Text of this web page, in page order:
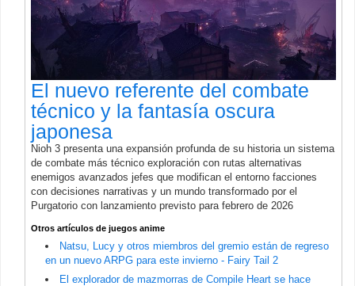
El nuevo referente del combate
técnico y la fantasía oscura
japonesa
Nioh 3 presenta una expansión profunda de su historia un sistema
de combate más técnico exploración con rutas alternativas
enemigos avanzados jefes que modifican el entorno facciones
con decisiones narrativas y un mundo transformado por el
Purgatorio con lanzamiento previsto para febrero de 2026
Otros artículos de juegos anime
Natsu, Lucy y otros miembros del gremio están de regreso
en un nuevo ARPG para este invierno - Fairy Tail 2
El explorador de mazmorras de Compile Heart se hace